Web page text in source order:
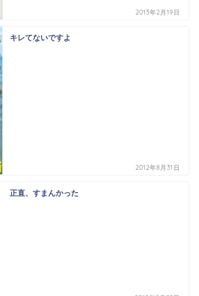
2013年2月19日
キレてないですよ
2012年8月31日
正直、すまんかった